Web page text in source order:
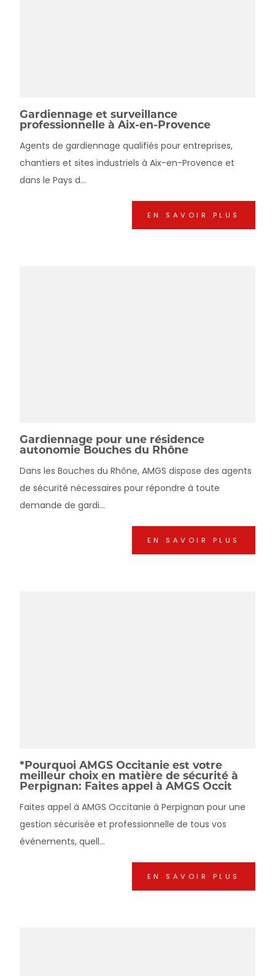
Gardiennage et surveillance
professionnelle à Aix-en-Provence
Agents de gardiennage qualifiés pour entreprises,
chantiers et sites industriels à Aix-en-Provence et
dans le Pays d...
EN SAVOIR PLUS
Gardiennage pour une résidence
autonomie Bouches du Rhône
Dans les Bouches du Rhône, AMGS dispose des agents
de sécurité nécessaires pour répondre à toute
demande de gardi...
EN SAVOIR PLUS
*Pourquoi AMGS Occitanie est votre
meilleur choix en matière de sécurité à
Perpignan: Faites appel à AMGS Occit
Faites appel à AMGS Occitanie à Perpignan pour une
gestion sécurisée et professionnelle de tous vos
événements, quell...
EN SAVOIR PLUS